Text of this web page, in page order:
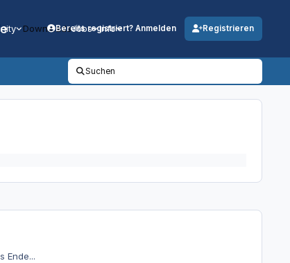
DownloadsJobs Info
Bereits registriert? Anmelden Registrieren
Suchen
Ende...